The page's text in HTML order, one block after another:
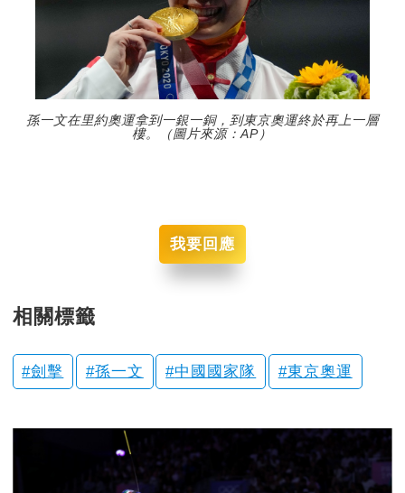
孫一文在里約奧運拿到一銀一銅，到東京奧運終於再上一層
樓。（圖片來源：AP）
我要回應
相關標籤
劍擊 孫一文 中國國家隊 東京奧運